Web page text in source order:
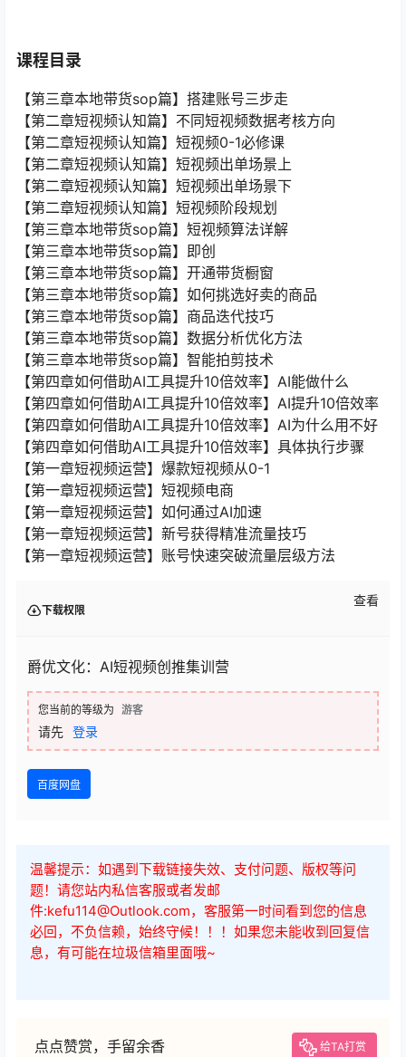
课程目录
【第三章本地带货sop篇】搭建账号三步走
【第二章短视频认知篇】不同短视频数据考核方向
【第二章短视频认知篇】短视频0-1必修课
【第二章短视频认知篇】短视频出单场景上
【第二章短视频认知篇】短视频出单场景下
【第二章短视频认知篇】短视频阶段规划
【第三章本地带货sop篇】短视频算法详解
【第三章本地带货sop篇】即创
【第三章本地带货sop篇】开通带货橱窗
【第三章本地带货sop篇】如何挑选好卖的商品
【第三章本地带货sop篇】商品迭代技巧
【第三章本地带货sop篇】数据分析优化方法
【第三章本地带货sop篇】智能拍剪技术
【第四章如何借助AI工具提升10倍效率】AI能做什么
【第四章如何借助AI工具提升10倍效率】AI提升10倍效率
【第四章如何借助AI工具提升10倍效率】AI为什么用不好
【第四章如何借助AI工具提升10倍效率】具体执行步骤
【第一章短视频运营】爆款短视频从0-1
【第一章短视频运营】短视频电商
【第一章短视频运营】如何通过AI加速
【第一章短视频运营】新号获得精准流量技巧
【第一章短视频运营】账号快速突破流量层级方法
下载权限
查看
爵优文化：AI短视频创推集训营
您当前的等级为 游客
请先 登录
百度网盘
温馨提示：如遇到下载链接失效、支付问题、版权等问
题！请您站内私信客服或者发邮
件:kefu114@Outlook.com，客服第一时间看到您的信息
必回，不负信赖，始终守候！！！如果您未能收到回复信
息，有可能在垃圾信箱里面哦~
点点赞赏，手留余香 给TA打赏